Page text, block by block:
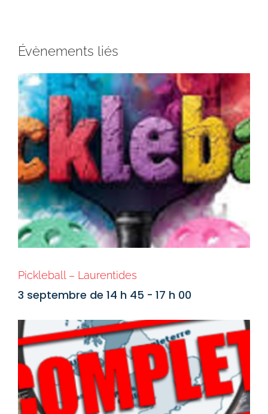
Évènements liés
Pickleball – Laurentides
3 septembre de 14 h 45 - 17 h 00